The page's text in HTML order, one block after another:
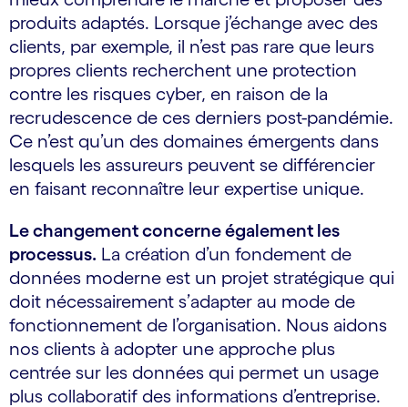
produits adaptés. Lorsque j’échange avec des
clients, par exemple, il n’est pas rare que leurs
propres clients recherchent une protection
contre les risques cyber, en raison de la
recrudescence de ces derniers post-pandémie.
Ce n’est qu’un des domaines émergents dans
lesquels les assureurs peuvent se différencier
en faisant reconnaître leur expertise unique.
Le changement concerne également les
processus. La création d’un fondement de
données moderne est un projet stratégique qui
doit nécessairement s’adapter au mode de
fonctionnement de l’organisation. Nous aidons
nos clients à adopter une approche plus
centrée sur les données qui permet un usage
plus collaboratif des informations d’entreprise.